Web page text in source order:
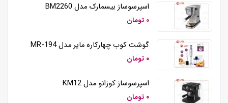
اسپرسوساز بیسمارک مدل BM2260
۰ تومان
گوشت کوب چهارکاره مایر مدل MR-194
۰ تومان
اسپرسوساز کوزانو مدل KM12
۰ تومان